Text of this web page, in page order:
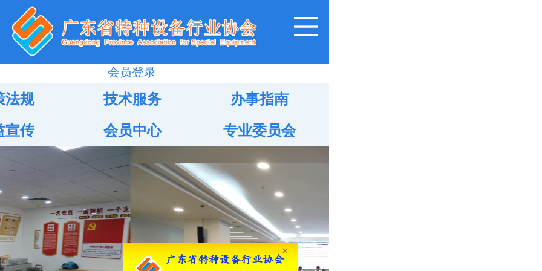
会员登录
法规 技术服务
办事指南
宣传
会员中心 专业委员会
×